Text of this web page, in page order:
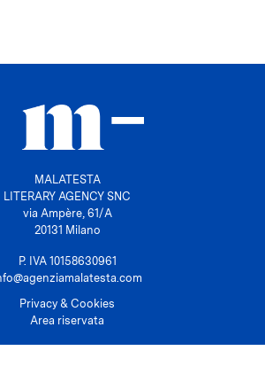
MALATESTA
LITERARY AGENCY SNC
via Ampère, 61/A
20131 Milano
P. IVA 10158630961
Privacy & Cookies
Area riservata